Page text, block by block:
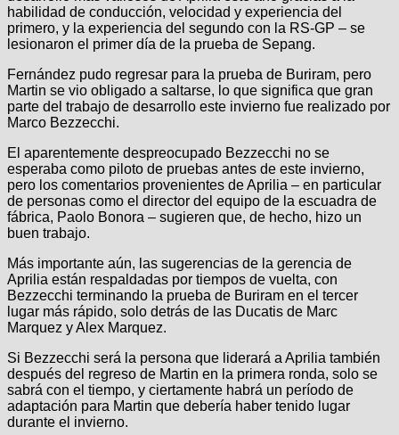
habilidad de conducción, velocidad y experiencia del
primero, y la experiencia del segundo con la RS-GP – se
lesionaron el primer día de la prueba de Sepang.
Fernández pudo regresar para la prueba de Buriram, pero
Martin se vio obligado a saltarse, lo que significa que gran
parte del trabajo de desarrollo este invierno fue realizado por
Marco Bezzecchi.
El aparentemente despreocupado Bezzecchi no se
esperaba como piloto de pruebas antes de este invierno,
pero los comentarios provenientes de Aprilia – en particular
de personas como el director del equipo de la escuadra de
fábrica, Paolo Bonora – sugieren que, de hecho, hizo un
buen trabajo.
Más importante aún, las sugerencias de la gerencia de
Aprilia están respaldadas por tiempos de vuelta, con
Bezzecchi terminando la prueba de Buriram en el tercer
lugar más rápido, solo detrás de las Ducatis de Marc
Marquez y Alex Marquez.
Si Bezzecchi será la persona que liderará a Aprilia también
después del regreso de Martin en la primera ronda, solo se
sabrá con el tiempo, y ciertamente habrá un período de
adaptación para Martin que debería haber tenido lugar
durante el invierno.